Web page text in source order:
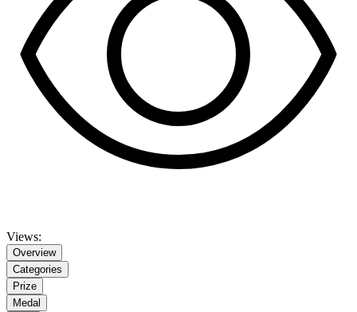
Views:
Overview
Categories
Prize
Medal